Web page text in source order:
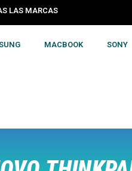
LAS MARCAS
MACBOOK SONY